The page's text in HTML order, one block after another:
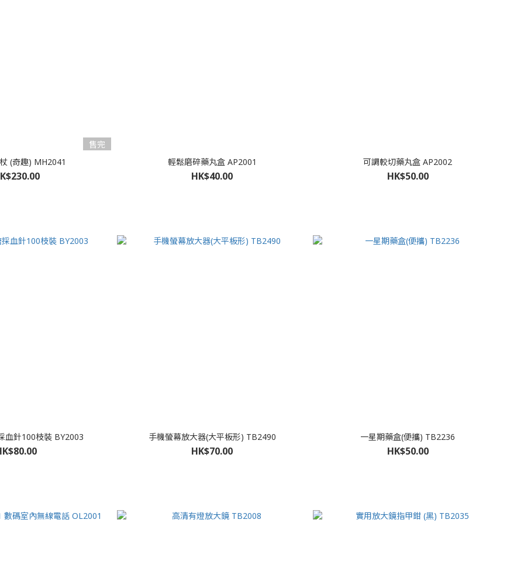
售完
(奇趣) MH2041
輕鬆磨碎藥丸盒 AP2001
HK$40.00
可調較切藥丸盒 AP2002
HK$50.00
血針100枝裝 BY2003 手機螢幕放大器(大平板形) TB2490
HK$70.00
一星期藥盒(便攜) TB2236
HK$50.00